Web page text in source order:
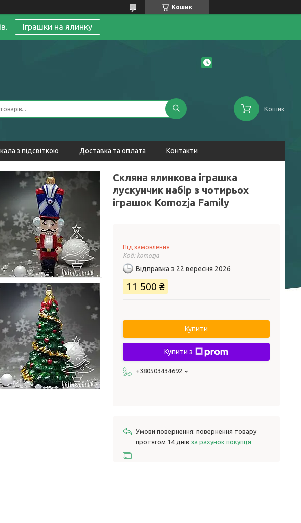
Кошик
Іграшки на ялинку
Кошик
з підсвіткою Доставка та оплата Контакти
Скляна ялинкова іграшка
лускунчик набір з чотирьох
іграшок Komozja Family
Під замовлення
Код: komozja
Відправка з 22 вересня 2026
11 500 ₴
Купити
Купити з
+380503434692
повернення товару
протягом 14 днів за рахунок покупця